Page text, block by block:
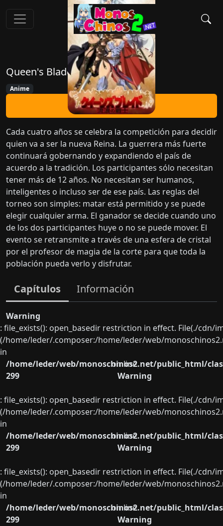
Queen's Blade
Anime
Ver Ahora
Cada cuatro años se celebra la competición para decidir
quien va a ser la nueva Reina. La guerrera más fuerte
continuará gobernando y expandiendo el país de
acuerdo a la tradición. Los participantes sólo necesitan
tener más de 12 años. No necesitan ser humanos,
inteligentes o incluso ser de ese país. Las reglas del
torneo son simples: matar está permitido y se puede
elegir cualquier arma. El ganador se decide cuando uno
de los dos participantes huye o no se puede mover. El
evento se retransmite a través de una esfera de cristal
por el profesor de magia de la corte para que toda la
población pueda verlo y disfrutar.
Capítulos Información
Warning
: file_exists(): open_basedir restriction in effect. File(./
(/home/leder/.composer:/home/leder/web/
in
/home/leder/web/monoschinos2.net/public_html/
on line
299
Warning
: file_exists(): open_basedir restriction in effect. File(./
(/home/leder/.composer:/home/leder/web/
in
/home/leder/web/monoschinos2.net/public_html/
on line
299
Warning
: file_exists(): open_basedir restriction in effect. File(./
(/home/leder/.composer:/home/leder/web/
in
/home/leder/web/monoschinos2.net/public_html/
on line
299
Warning